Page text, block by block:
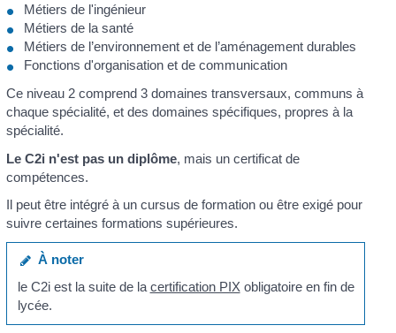
Métiers de l'ingénieur
Métiers de la santé
Métiers de l’environnement et de l’aménagement durables
Fonctions d'organisation et de communication
Ce niveau 2 comprend 3 domaines transversaux, communs à
chaque spécialité, et des domaines spécifiques, propres à la
spécialité.
Le C2i n'est pas un diplôme, mais un certificat de
compétences.
Il peut être intégré à un cursus de formation ou être exigé pour
suivre certaines formations supérieures.
À noter
le C2i est la suite de la certification PIX obligatoire en fin de
lycée.